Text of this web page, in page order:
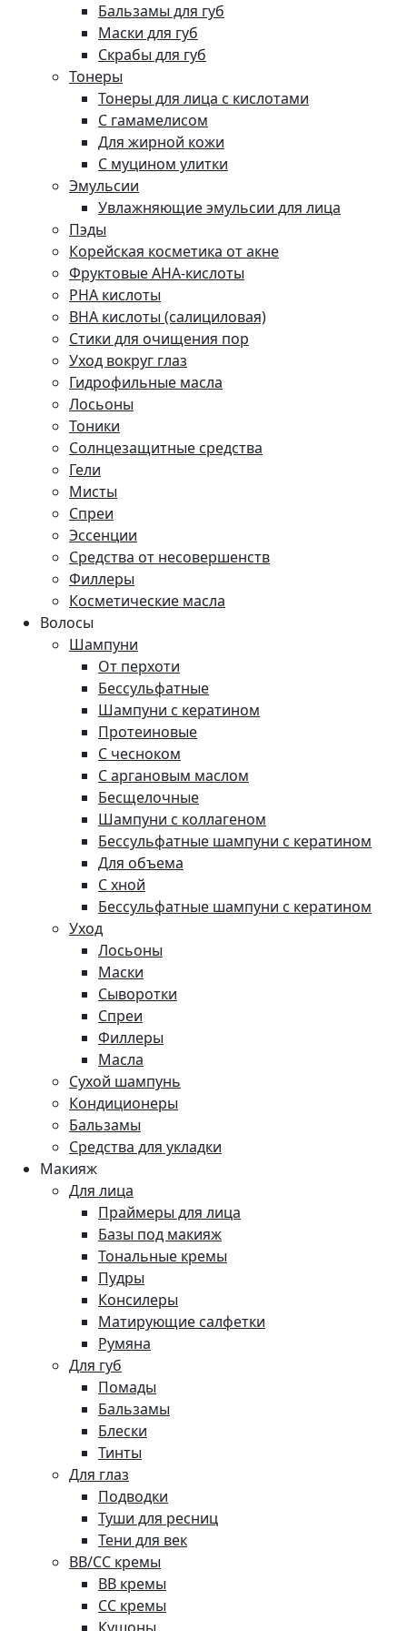
Бальзамы для губ
Маски для губ
Скрабы для губ
Тонеры
Тонеры для лица с кислотами
С гамамелисом
Для жирной кожи
С муцином улитки
Эмульсии
Увлажняющие эмульсии для лица
Пэды
Корейская косметика от акне
Фруктовые AHA-кислоты
PHA кислоты
BHA кислоты (салициловая)
Стики для очищения пор
Уход вокруг глаз
Гидрофильные масла
Лосьоны
Тоники
Солнцезащитные средства
Гели
Мисты
Спреи
Эссенции
Средства от несовершенств
Филлеры
Косметические масла
Волосы
Шампуни
От перхоти
Бессульфатные
Шампуни с кератином
Протеиновые
С чесноком
С аргановым маслом
Бесщелочные
Шампуни с коллагеном
Бессульфатные шампуни с кератином
Для объема
С хной
Бессульфатные шампуни с кератином
Уход
Лосьоны
Маски
Сыворотки
Спреи
Филлеры
Масла
Сухой шампунь
Кондиционеры
Бальзамы
Средства для укладки
Макияж
Для лица
Праймеры для лица
Базы под макияж
Тональные кремы
Пудры
Консилеры
Матирующие салфетки
Румяна
Для губ
Помады
Бальзамы
Блески
Тинты
Для глаз
Подводки
Туши для ресниц
Тени для век
BB/CC кремы
BB кремы
СС кремы